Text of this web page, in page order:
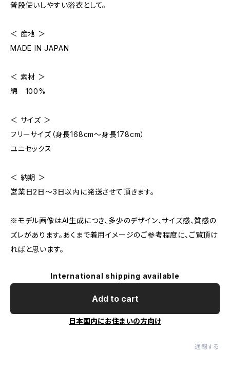
普段使いしやすい浴衣として。
＜ 産地 ＞
MADE IN JAPAN
＜ 素材 ＞
綿 100%
＜ サイズ ＞
フリーサイズ（身長168cm〜身長178cm）
ユニセックス
＜ 納期 ＞
営業日2日〜3日以内に発送させて頂きます。
※モデル画像はAI生成につき、多少のデザイン、サイズ感、質感の
ズレがあります。あくまで着用イメージのご参考程度に、ご覧頂け
ればと思います。
International shipping available
Add to cart
日本国内にお住まいの方向け
通報する